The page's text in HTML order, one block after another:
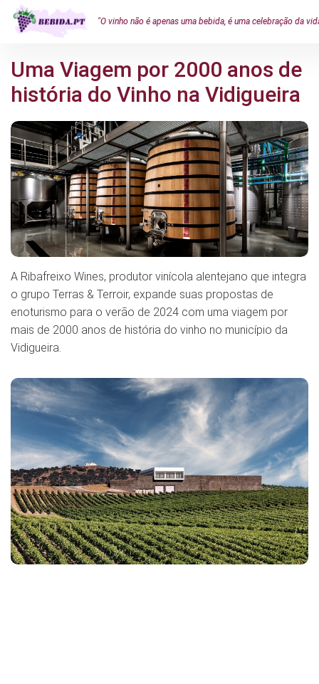
"O vinho não é apenas uma bebida, é uma celebração da
Uma Viagem por 2000 anos de
história do Vinho na Vidigueira
A Ribafreixo Wines, produtor vinícola alentejano que integra
o grupo Terras & Terroir, expande suas propostas de
enoturismo para o verão de 2024 com uma viagem por
mais de 2000 anos de história do vinho no município da
Vidigueira.